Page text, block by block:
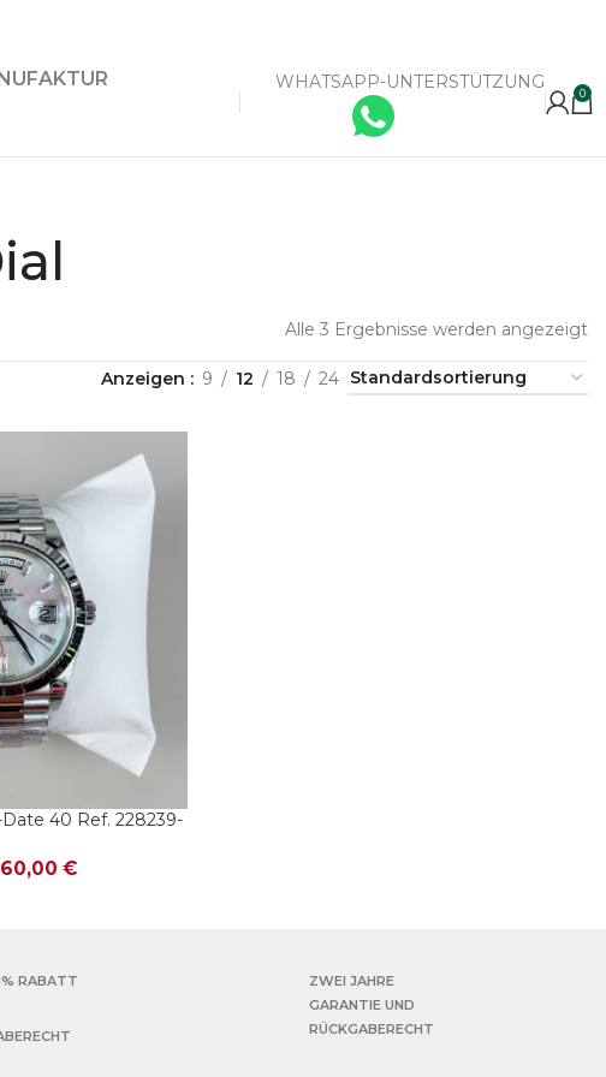
WHATSAPP-UNTERSTÜTZUNG
0
Alle 3 Ergebnisse werden angezeigt
Anzeigen 9 12 18 24
40 Ref. 228239-
3255 €
RABATT
ZWEI JAHRE
GARANTIE UND
RÜCKGABERECHT